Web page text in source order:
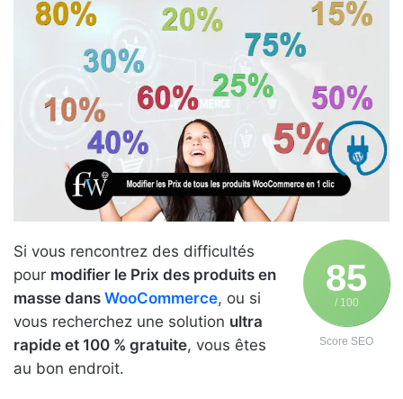
85
/ 100
Score SEO
Si vous rencontrez des difficultés
pour modifier le Prix des produits en
masse dans WooCommerce, ou si
vous recherchez une solution ultra
rapide et 100 % gratuite, vous êtes
au bon endroit.